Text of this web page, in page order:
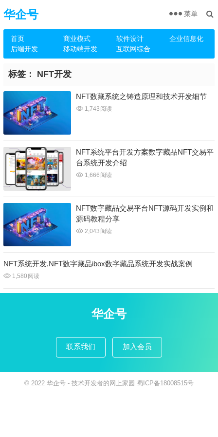
华企号
首页 商业模式 软件设计
企业信息化
后端开发
移动端开发 互联网综合
菜单
标签： NFT开发
NFT数藏系统之铸造原理和技术开发细节
1,743 阅读
NFT系统平台开发方案数字藏品NFT交易平
台系统开发介绍
1,666 阅读
NFT数字藏品交易平台NFT源码开发实例和
源码教程分享
2,043 阅读
NFT系统开发,NFT数字藏品ibox数字藏品系统开发实战案例
1,580 阅读
华企号
联系我们 加入会员
© 2022 华企号 - 技术开发者的网上家园 蜀ICP备18008515号